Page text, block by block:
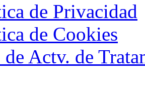
de Privacidad
de Cookies
de Actv. de